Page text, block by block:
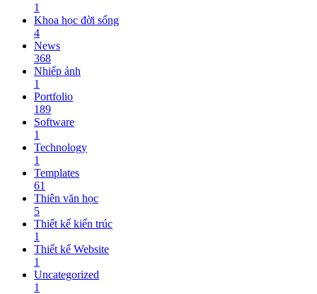
1
Khoa học đời sống
4
News
368
Nhiếp ảnh
1
Portfolio
189
Software
1
Technology
1
Templates
61
Thiên văn học
5
Thiết kế kiến trúc
1
Thiết kế Website
1
Uncategorized
1